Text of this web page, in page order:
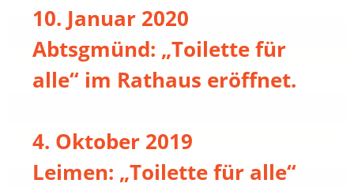
10. Januar 2020
Abtsgmünd: „Toilette für
alle“ im Rathaus eröffnet.
4. Oktober 2019
Leimen: „Toilette für alle“